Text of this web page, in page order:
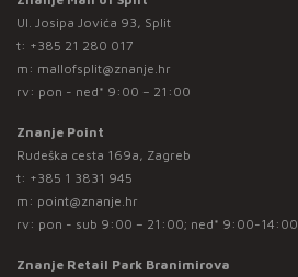
Ul. Josipa Jovića 93, Split
t: +385 21 280 017
m: mallofsplit@znanje.hr
rv: pon - ned* 9:00 – 21:00
Znanje Point
Rudeška cesta 169a, Zagreb
t: +385 1 3831 945
m: point@znanje.hr
rv: pon - sub 9:00 – 21:00; ned* 9:00-14:00
Znanje Retail Park Branimirova